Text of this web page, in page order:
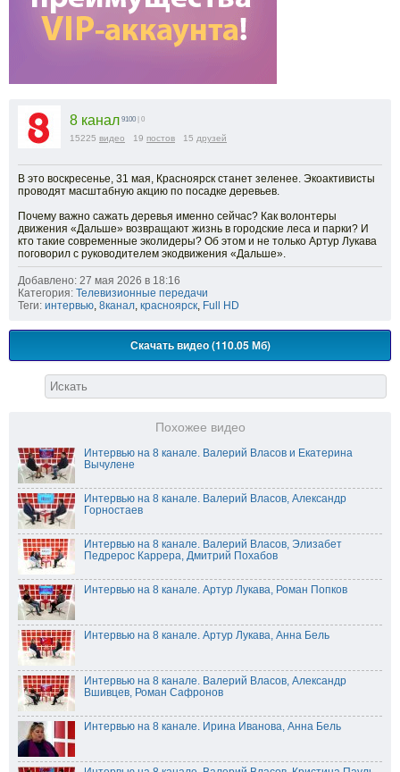
8 канал 9100 | 0
15225 видео 19 постов 15 друзей
В это воскресенье, 31 мая, Красноярск станет зеленее. Экоактивисты
проводят масштабную акцию по посадке деревьев.
Почему важно сажать деревья именно сейчас? Как волонтеры
движения «Дальше» возвращают жизнь в городские леса и парки? И
кто такие современные эколидеры? Об этом и не только Артур Лукава
поговорил с руководителем экодвижения «Дальше».
Добавлено: 27 мая 2026 в 18:16
Категория: Телевизионные передачи
Теги: интервью, 8канал, красноярск, Full HD
Скачать видео (110.05 Мб)
Похожее видео
Интервью на 8 канале. Валерий Власов и Екатерина
Вычулене
Интервью на 8 канале. Валерий Власов, Александр
Горностаев
Интервью на 8 канале. Валерий Власов, Элизабет
Педрерос Каррера, Дмитрий Похабов
Интервью на 8 канале. Артур Лукава, Роман Попков
Интервью на 8 канале. Артур Лукава, Анна Бель
Интервью на 8 канале. Валерий Власов, Александр
Вшивцев, Роман Сафронов
Интервью на 8 канале. Ирина Иванова, Анна Бель